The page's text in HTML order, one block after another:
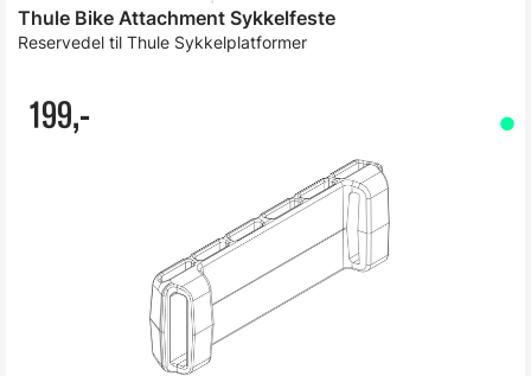
Thule Bike Attachment Sykkelfeste
Reservedel til Thule Sykkelplatformer
199,-